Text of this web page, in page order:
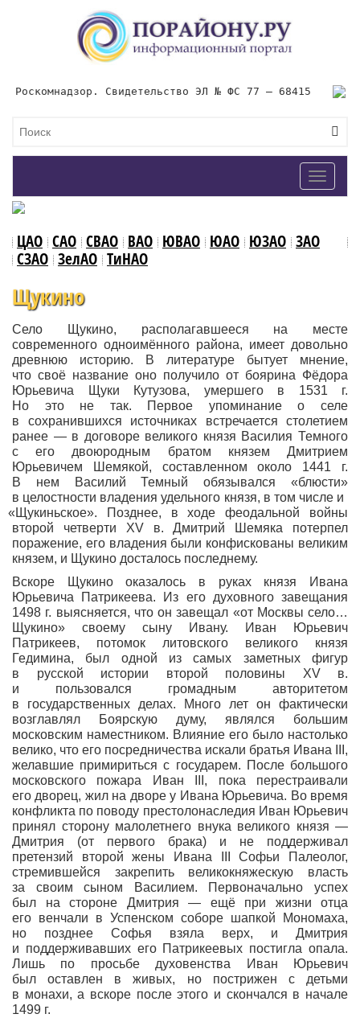
Роскомнадзор. Свидетельство ЭЛ № ФС 77 – 68415
Toggle
ЦАО САО СВАО ВАО ЮВАО ЮАО ЮЗАО ЗАО
СЗАО ЗелАО ТиНАО
Щукино
Село Щукино, располагавшееся на месте
современного одноимённого района, имеет довольно
древнюю историю. В литературе бытует мнение,
что своё название оно получило от боярина Фёдора
Юрьевича Щуки Кутузова, умершего в 1531 г.
Но это не так. Первое упоминание о селе
в сохранившихся источниках встречается столетием
ранее — в договоре великого князя Василия Темного
с его двоюродным братом князем Дмитрием
Юрьевичем Шемякой, составленном около 1441 г.
В нем Василий Темный обязывался
«блюсти»
в целостности владения удельного князя, в том числе и
«Щукиньское». Позднее, в ходе феодальной войны
второй четверти XV в. Дмитрий Шемяка потерпел
поражение, его владения были конфискованы великим
князем, и Щукино досталось последнему.
Вскоре Щукино оказалось в руках князя Ивана
Юрьевича Патрикеева. Из его духовного завещания
1498 г. выясняется, что он завещал «отМосквы село…
Щукино» своему сыну Ивану. Иван Юрьевич
Патрикеев, потомок литовского великого князя
Гедимина, был одной из самых заметных фигур
в русской истории второй половины XV в.
и пользовался громадным авторитетом
в государственных делах. Много лет он фактически
возглавлял Боярскую думу, являлся большим
московским наместником. Влияние его было настолько
велико, что его посредничества искали братья Ивана III,
желавшие примириться с государем. После большого
московского пожара Иван III, пока перестраивали
его дворец, жил на дворе у Ивана Юрьевича. Во время
конфликта по поводу престолонаследия Иван Юрьевич
принял сторону малолетнего внука великого князя —
Дмитрия
(от первого брака) и не поддерживал
претензий второй жены Ивана III Софьи Палеолог,
стремившейся закрепить великокняжескую власть
за своим сыном Василием. Первоначально успех
был на стороне Дмитрия — ещё при жизни отца
его венчали в Успенском соборе шапкой Мономаха,
но позднее Софья взяла верх, и Дмитрия
и поддерживавших его Патрикеевых постигла опала.
Лишь по просьбе духовенства Иван Юрьевич
был оставлен в живых, но пострижен с детьми
в монахи, а вскоре после этого и скончался в начале
1499 г.